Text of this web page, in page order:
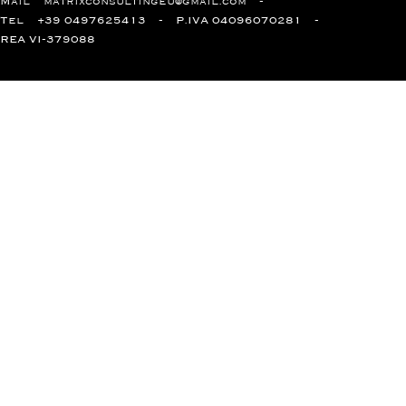
Tel +39 0497625413 P.IVA 04096070281
REA VI-379088